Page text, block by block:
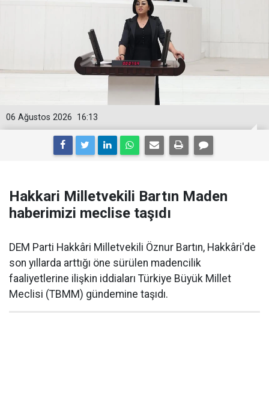
16:13
06 Ağustos 2026
Hakkari Milletvekili Bartın Maden
haberimizi meclise taşıdı
DEM Parti Hakkâri Milletvekili Öznur Bartın, Hakkâri'de
son yıllarda arttığı öne sürülen madencilik
faaliyetlerine ilişkin iddiaları Türkiye Büyük Millet
Meclisi (TBMM) gündemine taşıdı.